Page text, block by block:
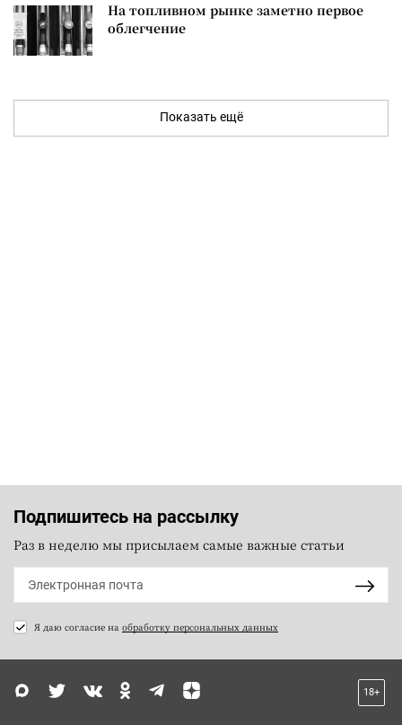
На топливном рынке заметно первое
облегчение
Показать ещё
Подпишитесь на рассылку
Раз в неделю мы присылаем самые важные статьи
Я даю согласие на обработку персональных данных
18+